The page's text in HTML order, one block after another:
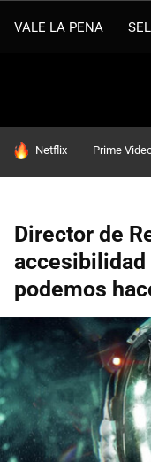
VALE LA PENA
HOY SE HABLA DE
Netflix Prime
Director de
accesibilidad
podemos